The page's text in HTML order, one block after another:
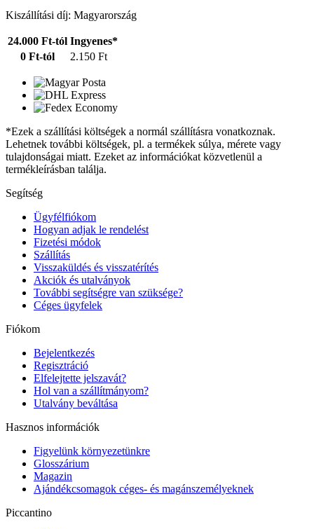
Kiszállítási díj: Magyarország
24.000 Ft-tól Ingyenes*
0 Ft-tól
2.150 Ft
*Ezek a szállítási költségek a normál szállításra vonatkoznak.
Lehetnek további költségek, pl. a termékek súlya, mérete vagy
tulajdonságai miatt. Ezeket az információkat közvetlenül a
termékleírásban találja.
Segítség
Ügyfélfiókom
Hogyan adjak le rendelést
Fizetési módok
Szállítás
Visszaküldés és visszatérítés
Akciók és utalványok
További segítségre van szüksége?
Céges ügyfelek
Fiókom
Bejelentkezés
Regisztráció
Elfelejtette jelszavát?
Hol van a szállítmányom?
Utalvány beváltása
Hasznos információk
Figyelünk környezetünkre
Glosszárium
Magazin
Ajándékcsomagok céges- és magánszemélyeknek
Piccantino